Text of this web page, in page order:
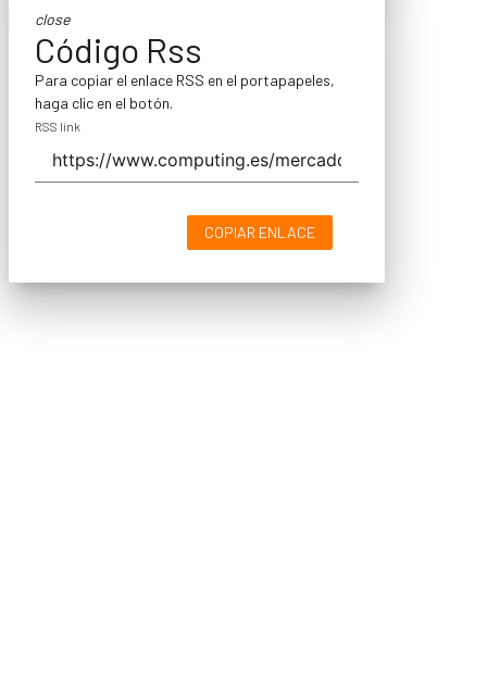
close
Código Rss
Para copiar el enlace RSS en el portapapeles,
haga clic en el botón.
RSS link
COPIAR ENLACE